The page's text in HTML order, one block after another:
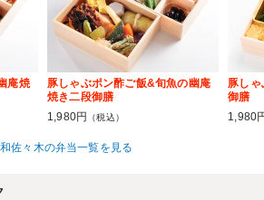
庵焼
豚しゃぶポン酢ご飯&旬魚の幽庵
焼き二段御膳
1,980円
（税込）
豚しゃ
御膳
1,980
佐々木の弁当一覧を見る